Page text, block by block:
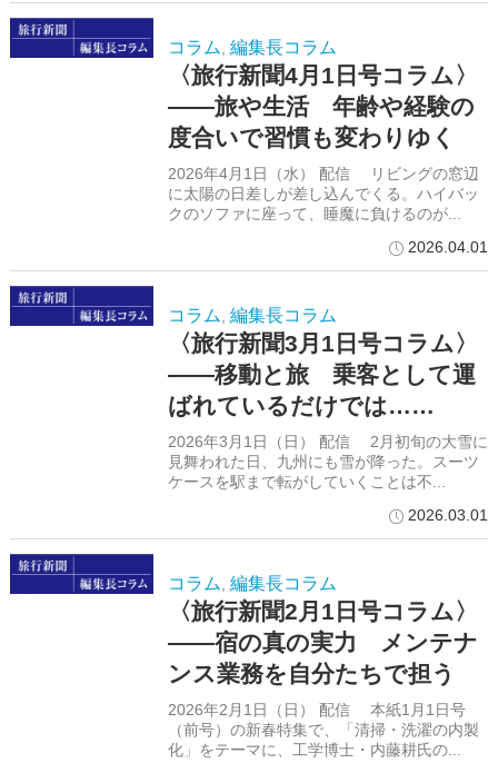
コラム, 編集長コラム
〈旅行新聞4月1日号コラム〉
――旅や生活 年齢や経験の
度合いで習慣も変わりゆく
2026年4月1日（水） 配信 リビングの窓辺
に太陽の日差しが差し込んでくる。ハイバッ
クのソファに座って、睡魔に負けるのが...
2026.04.01
コラム, 編集長コラム
〈旅行新聞3月1日号コラム〉
――移動と旅 乗客として運
ばれているだけでは……
2026年3月1日（日） 配信 2月初旬の大雪に
見舞われた日、九州にも雪が降った。スーツ
ケースを駅まで転がしていくことは不...
2026.03.01
コラム, 編集長コラム
〈旅行新聞2月1日号コラム〉
――宿の真の実力 メンテナ
ンス業務を自分たちで担う
2026年2月1日（日） 配信 本紙1月1日号
（前号）の新春特集で、「清掃・洗濯の内製
化」をテーマに、工学博士・内藤耕氏の...